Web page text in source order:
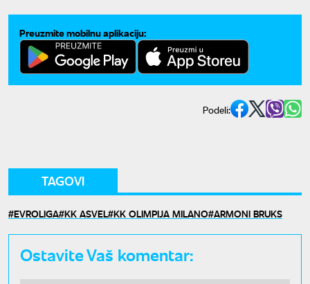
Preuzmite mobilnu aplikaciju:
Podeli:
TAGOVI
EVROLIGA KK ASVEL KK OLIMPIJA MILANO ARMONI BRUKS
Ostavite Vaš komentar: